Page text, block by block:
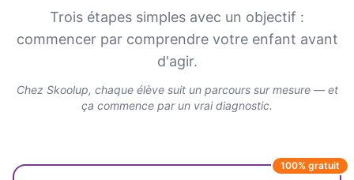
Trois étapes simples avec un objectif :
commencer par comprendre votre enfant avant
d'agir.
Chez Skoolup, chaque élève suit un parcours sur mesure — et
ça commence par un vrai diagnostic.
100% gratuit